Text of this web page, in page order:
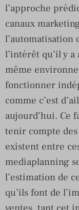
l’approche
canaux
l’automatisation
l’intérêt qu’il y
même
fonctionner
comme c’est
aujourd’hui. Ce
tenir compte
existent entre
mediaplanning
l’estimation de
qu’ils font de